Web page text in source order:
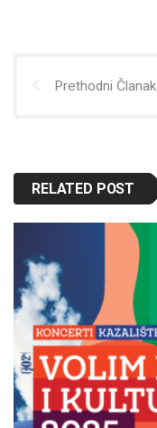
Prethodni Članak
RELATED POST